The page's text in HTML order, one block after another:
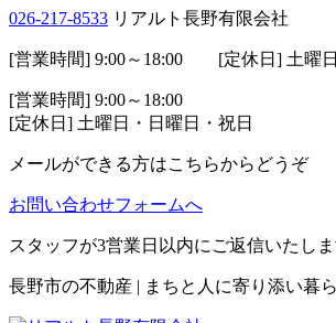
026-217-8533 リアルト長野有限会社
[営業時間] 9:00～18:00 [定休日] 土曜日
[営業時間] 9:00～18:00
[定休日] 土曜日・日曜日・祝日
メールができる方はこちらからどうぞ
お問い合わせフォームへ
スタッフが3営業日以内にご返信いたしま
長野市の不動産 | まちと人に寄り添い暮